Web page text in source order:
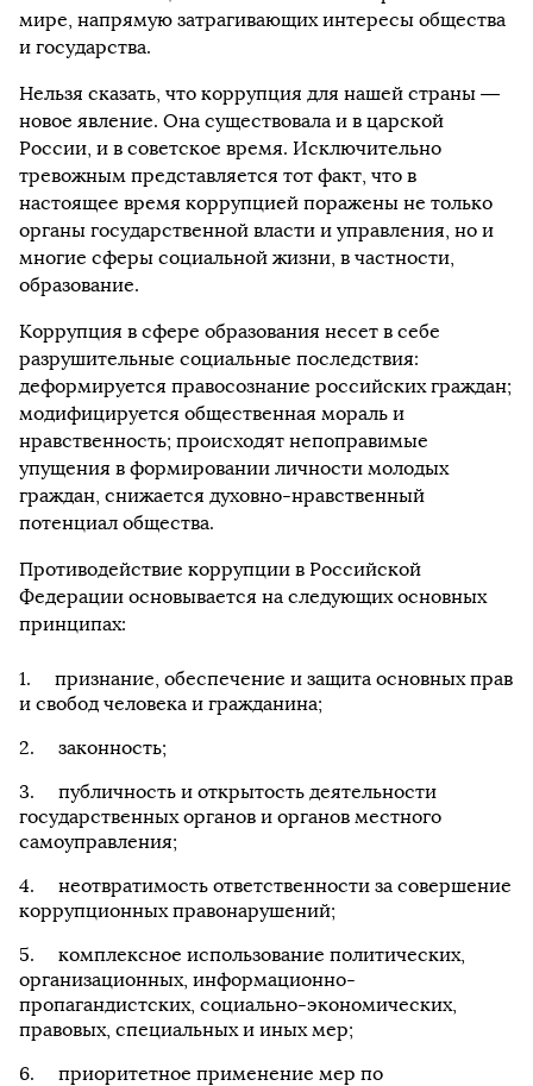
мире, напрямую затрагивающих интересы общества
и государства.
Нельзя сказать, что коррупция для нашей страны —
новое явление. Она существовала и в царской
России, и в советское время. Исключительно
тревожным представляется тот факт, что в
настоящее время коррупцией поражены не только
органы государственной власти и управления, но и
многие сферы социальной жизни, в частности,
образование.
Коррупция в сфере образования несет в себе
разрушительные социальные последствия:
деформируется правосознание российских граждан;
модифицируется общественная мораль и
нравственность; происходят непоправимые
упущения в формировании личности молодых
граждан, снижается духовно-нравственный
потенциал общества.
Противодействие коррупции в Российской
Федерации основывается на следующих основных
принципах:
признание, обеспечение и защита основных прав
и свобод человека и гражданина;
законность;
публичность и открытость деятельности
государственных органов и органов местного
самоуправления;
неотвратимость ответственности за совершение
коррупционных правонарушений;
комплексное использование политических,
организационных, информационно-
пропагандистских, социально-экономических,
правовых, специальных и иных мер;
приоритетное применение мер по